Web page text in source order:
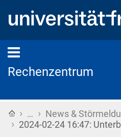
Rechenzentrum
Startseite
› … › News &
› 2024-02-24 16:47: